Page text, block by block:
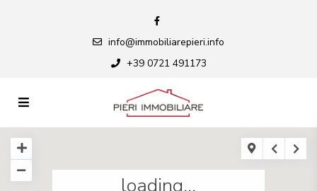
info@immobiliarepieri.info
+39 0721 491173
loading...